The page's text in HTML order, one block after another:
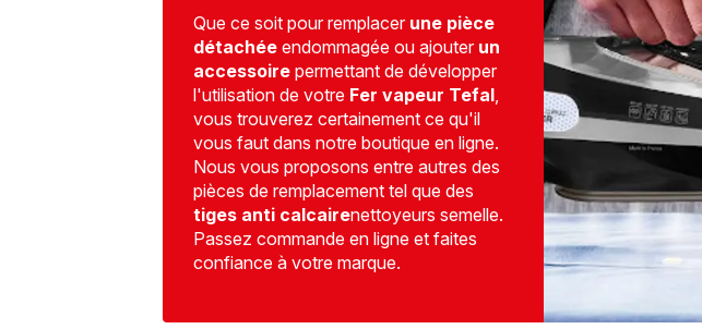
Que ce soit pour remplacer une pièce
détachéeendommagée ou ajouter un
accessoirepermettant de développer
l'utilisation de votre Fer vapeur Tefal,
vous trouverez certainement ce qu'il
vous faut dans notre boutique en ligne.
Nous vous proposons entre autres des
pièces de remplacement tel que des
tiges anti calcairenettoyeurs semelle.
Passez commande en ligne et faites
confiance à votre marque.